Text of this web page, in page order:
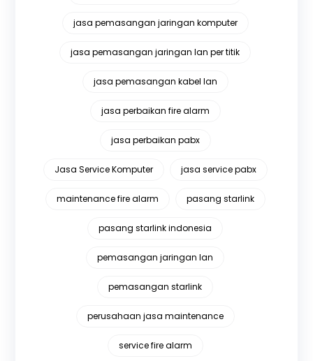
jasa pemasangan jaringan komputer
jasa pemasangan jaringan lan per titik
jasa pemasangan kabel lan
jasa perbaikan fire alarm
jasa perbaikan pabx
Jasa Service Komputer jasa service pabx
maintenance fire alarm pasang starlink
pasang starlink indonesia
pemasangan jaringan lan
pemasangan starlink
perusahaan jasa maintenance
service fire alarm